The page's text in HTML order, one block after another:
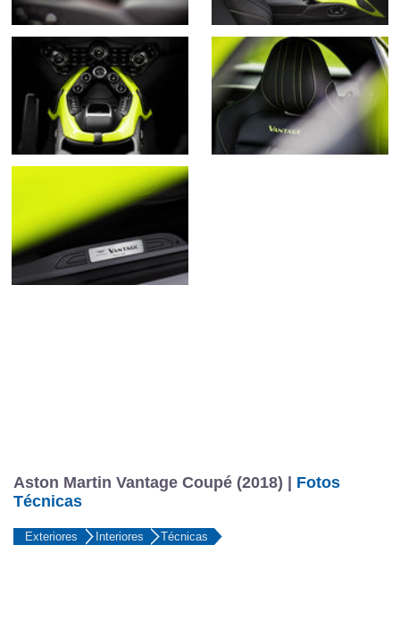
Aston Martin Vantage Coupé (2018) | Fotos
Técnicas
Exteriores Interiores Técnicas